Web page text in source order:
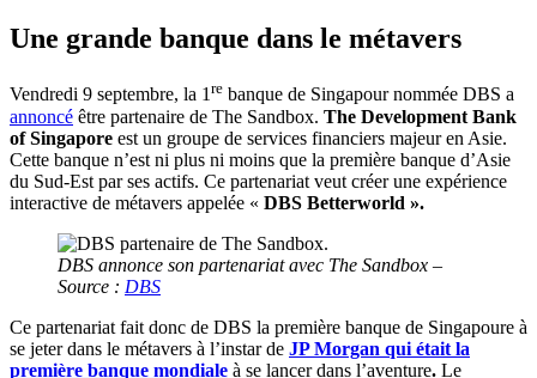
Une grande banque dans le métavers
Vendredi 9 septembre, la 1re banque de Singapour nommée DBS a
annoncé être partenaire de The Sandbox. The Development Bank
of Singapore est un groupe de services financiers majeur en Asie.
Cette banque n’est ni plus ni moins que la première banque d’Asie
du Sud-Est par ses actifs. Ce partenariat veut créer une expérience
interactive de métavers appelée « DBS Betterworld ».
DBS annonce son partenariat avec The Sandbox –
Source : DBS
Ce partenariat fait donc de DBS la première banque de Singapoure à
se jeter dans le métavers à l’instar de JP Morgan qui était la
première banque mondiale à se lancer dans l’aventure. Le